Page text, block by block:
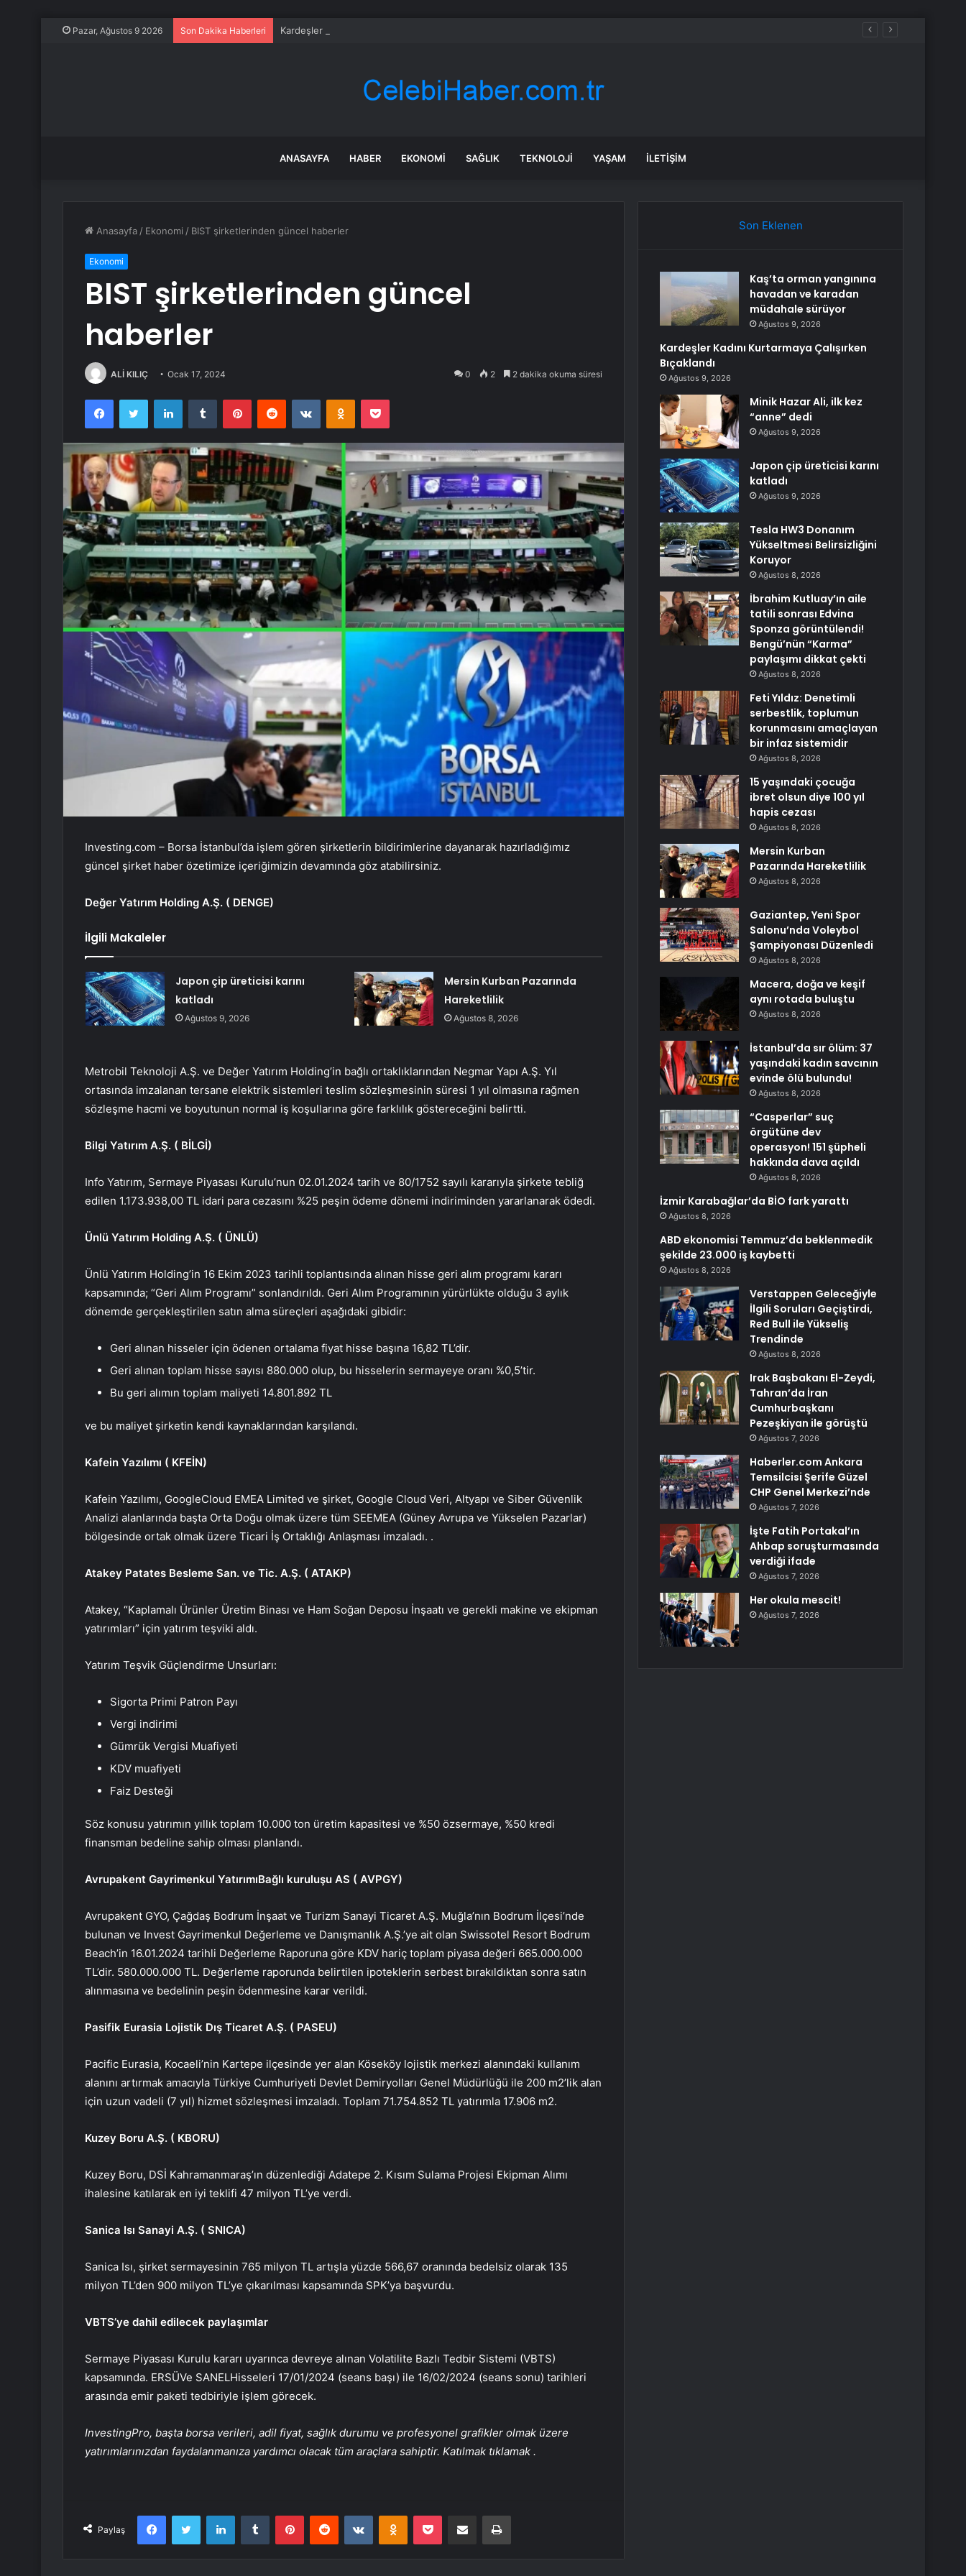
Pazar, Ağustos 9 2026 Son Dakika Haberleri Kardeşler Kadını Kurtarmaya Çalışırken Bıçaklandı
ANASAYFA HABER EKONOMI SAĞLIK TEKNOLOJI YAŞAM İLETIŞIM
Anasayfa / Ekonomi / BIST şirketlerinden güncel haberler
Ekonomi
BIST şirketlerinden güncel
haberler
ALİ KILIÇ Ocak 17, 2024 0 2 2 dakika okuma süresi
FacebookTwitter LinkedInTumblr PinterestReddit VKontakteOdnoklassniki
Pocket
Investing.com – Borsa İstanbul’da işlem gören şirketlerin bildirimlerine dayanarak hazırladığımız
güncel şirket haber özetimize içeriğimizin devamında göz atabilirsiniz.
Değer Yatırım Holding A.Ş. ( DENGE)
İlgili Makaleler
Japon çip üreticisi karını
katladı
Ağustos 9, 2026
Mersin Kurban Pazarında
Hareketlilik
Ağustos 8, 2026
Metrobil Teknoloji A.Ş. ve Değer Yatırım Holding’in bağlı ortaklıklarından Negmar Yapı A.Ş. Yıl
ortasında imzalanan tersane elektrik sistemleri teslim sözleşmesinin süresi 1 yıl olmasına rağmen
sözleşme hacmi ve boyutunun normal iş koşullarına göre farklılık göstereceğini belirtti.
Bilgi Yatırım A.Ş. ( BİLGİ)
Info Yatırım, Sermaye Piyasası Kurulu’nun 02.01.2024 tarih ve 80/1752 sayılı kararıyla şirkete tebliğ
edilen 1.173.938,00 TL idari para cezasını %25 peşin ödeme dönemi indiriminden yararlanarak ödedi.
Ünlü Yatırım Holding A.Ş. ( ÜNLÜ)
Ünlü Yatırım Holding’in 16 Ekim 2023 tarihli toplantısında alınan hisse geri alım programı kararı
kapsamında; “Geri Alım Programı” sonlandırıldı. Geri Alım Programının yürürlükte olduğu 3 aylık
dönemde gerçekleştirilen satın alma süreçleri aşağıdaki gibidir:
Geri alınan hisseler için ödenen ortalama fiyat hisse başına 16,82 TL’dir.
Geri alınan toplam hisse sayısı 880.000 olup, bu hisselerin sermayeye oranı %0,5’tir.
Bu geri alımın toplam maliyeti 14.801.892 TL
ve bu maliyet şirketin kendi kaynaklarından karşılandı.
Kafein Yazılımı ( KFEİN)
Kafein Yazılımı, GoogleCloud EMEA Limited ve şirket, Google Cloud Veri, Altyapı ve Siber Güvenlik
Analizi alanlarında başta Orta Doğu olmak üzere tüm SEEMEA (Güney Avrupa ve Yükselen Pazarlar)
bölgesinde ortak olmak üzere Ticari İş Ortaklığı Anlaşması imzaladı. .
Atakey Patates Besleme San. ve Tic. A.Ş. ( ATAKP)
Atakey, “Kaplamalı Ürünler Üretim Binası ve Ham Soğan Deposu İnşaatı ve gerekli makine ve ekipman
yatırımları” için yatırım teşviki aldı.
Yatırım Teşvik Güçlendirme Unsurları:
Sigorta Primi Patron Payı
Vergi indirimi
Gümrük Vergisi Muafiyeti
KDV muafiyeti
Faiz Desteği
Söz konusu yatırımın yıllık toplam 10.000 ton üretim kapasitesi ve %50 özsermaye, %50 kredi
finansman bedeline sahip olması planlandı.
Avrupakent Gayrimenkul YatırımıBağlı kuruluşu AS ( AVPGY)
Avrupakent GYO, Çağdaş Bodrum İnşaat ve Turizm Sanayi Ticaret A.Ş. Muğla’nın Bodrum İlçesi’nde
bulunan ve Invest Gayrimenkul Değerleme ve Danışmanlık A.Ş.’ye ait olan Swissotel Resort Bodrum
Beach’in 16.01.2024 tarihli Değerleme Raporuna göre KDV hariç toplam piyasa değeri 665.000.000
TL’dir. 580.000.000 TL. Değerleme raporunda belirtilen ipoteklerin serbest bırakıldıktan sonra satın
alınmasına ve bedelinin peşin ödenmesine karar verildi.
Pasifik Eurasia Lojistik Dış Ticaret A.Ş. ( PASEU)
Pacific Eurasia, Kocaeli’nin Kartepe ilçesinde yer alan Köseköy lojistik merkezi alanındaki kullanım
alanını artırmak amacıyla Türkiye Cumhuriyeti Devlet Demiryolları Genel Müdürlüğü ile 200 m2’lik alan
için uzun vadeli (7 yıl) hizmet sözleşmesi imzaladı. Toplam 71.754.852 TL yatırımla 17.906 m2.
Kuzey Boru A.Ş. ( KBORU)
Kuzey Boru, DSİ Kahramanmaraş’ın düzenlediği Adatepe 2. Kısım Sulama Projesi Ekipman Alımı
ihalesine katılarak en iyi teklifi 47 milyon TL’ye verdi.
Sanica Isı Sanayi A.Ş. ( SNICA)
Sanica Isı, şirket sermayesinin 765 milyon TL artışla yüzde 566,67 oranında bedelsiz olarak 135
milyon TL’den 900 milyon TL’ye çıkarılması kapsamında SPK’ya başvurdu.
VBTS’ye dahil edilecek paylaşımlar
Sermaye Piyasası Kurulu kararı uyarınca devreye alınan Volatilite Bazlı Tedbir Sistemi (VBTS)
kapsamında. ERSÜVe SANELHisseleri 17/01/2024 (seans başı) ile 16/02/2024 (seans sonu) tarihleri ​​
arasında emir paketi tedbiriyle işlem görecek.
InvestingPro, başta borsa verileri, adil fiyat, sağlık durumu ve profesyonel grafikler olmak üzere
yatırımlarınızdan faydalanmanıza yardımcı olacak tüm araçlara sahiptir. Katılmak tıklamak .
Paylaş
FacebookTwitter LinkedInTumblr PinterestReddit VKontakteOdnoklassniki
Pocket E-Posta ile paylaş Yazdır
Son Eklenen
Kaş’ta orman yangınına
havadan ve karadan
müdahale sürüyor
Ağustos 9, 2026
Kardeşler Kadını Kurtarmaya Çalışırken
Bıçaklandı
Ağustos 9, 2026
Minik Hazar Ali, ilk kez
“anne” dedi
Ağustos 9, 2026
Japon çip üreticisi karını
katladı
Ağustos 9, 2026
Tesla HW3 Donanım
Yükseltmesi Belirsizliğini
Koruyor
Ağustos 8, 2026
İbrahim Kutluay’ın aile
tatili sonrası Edvina
Sponza görüntülendi!
Bengü’nün “Karma”
paylaşımı dikkat çekti
Ağustos 8, 2026
Feti Yıldız: Denetimli
serbestlik, toplumun
korunmasını amaçlayan
bir infaz sistemidir
Ağustos 8, 2026
15 yaşındaki çocuğa
ibret olsun diye 100 yıl
hapis cezası
Ağustos 8, 2026
Mersin Kurban
Pazarında Hareketlilik
Ağustos 8, 2026
Gaziantep, Yeni Spor
Salonu’nda Voleybol
Şampiyonası Düzenledi
Ağustos 8, 2026
Macera, doğa ve keşif
aynı rotada buluştu
Ağustos 8, 2026
İstanbul’da sır ölüm: 37
yaşındaki kadın savcının
evinde ölü bulundu!
Ağustos 8, 2026
“Casperlar” suç
örgütüne dev
operasyon! 151 şüpheli
hakkında dava açıldı
Ağustos 8, 2026
İzmir Karabağlar’da BİO fark yarattı
Ağustos 8, 2026
ABD ekonomisi Temmuz’da beklenmedik
şekilde 23.000 iş kaybetti
Ağustos 8, 2026
Verstappen Geleceğiyle
İlgili Soruları Geçiştirdi,
Red Bull ile Yükseliş
Trendinde
Ağustos 8, 2026
Irak Başbakanı El-Zeydi,
Tahran’da İran
Cumhurbaşkanı
Pezeşkiyan ile görüştü
Ağustos 7, 2026
Haberler.com Ankara
Temsilcisi Şerife Güzel
CHP Genel Merkezi’nde
Ağustos 7, 2026
İşte Fatih Portakal’ın
Ahbap soruşturmasında
verdiği ifade
Ağustos 7, 2026
Her okula mescit!
Ağustos 7, 2026